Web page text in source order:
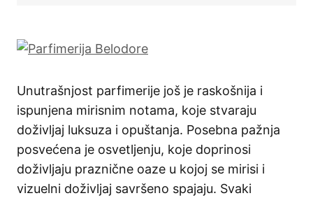
Unutrašnjost parfimerije još je raskošnija i
ispunjena mirisnim notama, koje stvaraju
doživljaj luksuza i opuštanja. Posebna pažnja
posvećena je osvetljenju, koje doprinosi
doživljaju praznične oaze u kojoj se mirisi i
vizuelni doživljaj savršeno spajaju. Svaki